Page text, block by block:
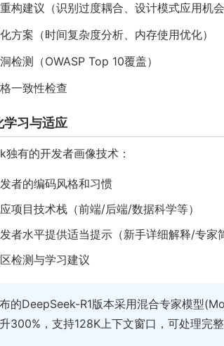
构建议（识别过度耦合、设计模式应用机会
方案（时间复杂度分析、内存使用优化）
检测（OWASP Top 10覆盖）
一致性检查
学习与适应
独有的开发者画像技术：
者的编码风格和习惯
项目技术栈（前端/后端/数据科学等）
者水平提供适当提示（新手详细解释/专家
检测与学习建议
的DeepSeek-R1版本采用混合专家模型
300%，支持128K上下文窗口，可处理完整